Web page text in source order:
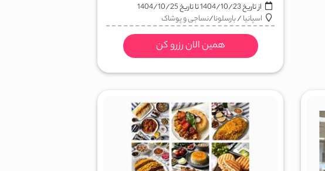
از تاریخ1404/10/23تا تاریخ1404/10/25
اسپانیا/بارسلونا/نساجی و پوشاک
همین الان رزرو کن